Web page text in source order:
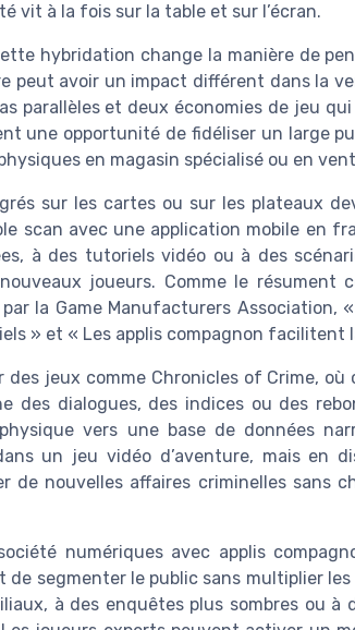
vit à la fois sur la table et sur l’écran.
hybridation change la manière de
peut avoir un impact différent dans la
parallèles et deux économies de jeu
une opportunité de fidéliser un large
en magasin spécialisé ou en
sur les cartes ou sur les plateaux
scan avec une application mobile en
à des tutoriels vidéo ou à des
joueurs. Comme le
la Game Manufacturers Association,
» et « Les applis compagnon facilitent
des jeux comme Chronicles of Crime,
des dialogues, des indices ou des
vers une base de données
un jeu vidéo d’aventure, mais en
de nouvelles affaires criminelles sans
numériques avec applis
de segmenter le public sans multiplier
à des enquêtes plus sombres ou à